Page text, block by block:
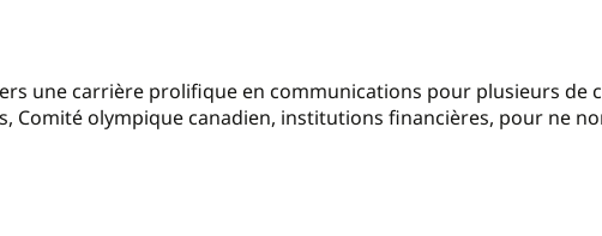
une carrière prolifique en communications pour plusieurs de
Comité olympique canadien, institutions financières, pour ne